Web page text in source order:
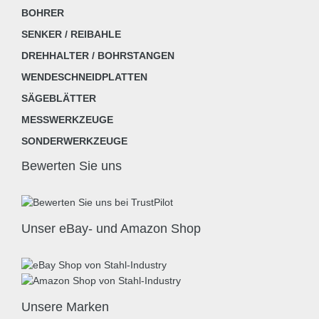
BOHRER
SENKER / REIBAHLE
DREHHALTER / BOHRSTANGEN
WENDESCHNEIDPLATTEN
SÄGEBLÄTTER
MESSWERKZEUGE
SONDERWERKZEUGE
Bewerten Sie uns
Unser eBay- und Amazon Shop
Unsere Marken